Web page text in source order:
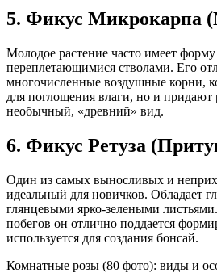
5. Фикус Микрокарпа
Молодое растение часто имеет форму
переплетающимися стволами. Его
многочисленные воздушные корни,
для поглощения влаги, но и придают
необычный, «древний» вид.
6. Фикус Ретуза
Один из самых выносливых и
идеальный для новичков. Обладает
глянцевыми ярко-зелеными
побегов он отлично поддается
используется для создания бонсай.
Комнатные розы (80 фото): виды и